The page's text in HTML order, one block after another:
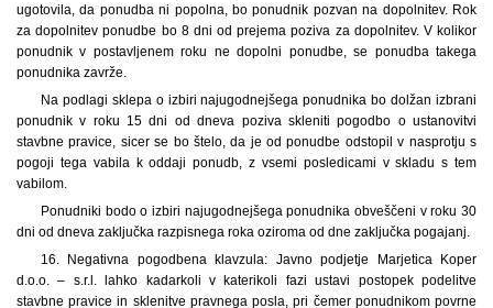
ugotovila, da ponudba ni popolna, bo ponudnik pozvan na dopolnitev. Rok
za dopolnitev ponudbe bo 8 dni od prejema poziva za dopolnitev. V kolikor
ponudnik v postavljenem roku ne dopolni ponudbe, se ponudba takega
ponudnika zavrže.
Na podlagi sklepa o izbiri najugodnejšega ponudnika bo dolžan izbrani
ponudnik v roku 15 dni od dneva poziva skleniti pogodbo o ustanovitvi
stavbne pravice, sicer se bo štelo, da je od ponudbe odstopil v nasprotju s
pogoji tega vabila k oddaji ponudb, z vsemi posledicami v skladu s tem
vabilom.
Ponudniki bodo o izbiri najugodnejšega ponudnika obveščeni v roku 30
dni od dneva zaključka razpisnega roka oziroma od dne zaključka pogajanj.
16. Negativna pogodbena klavzula: Javno podjetje Marjetica Koper
d.o.o. – s.r.l. lahko kadarkoli v katerikoli fazi ustavi postopek podelitve
stavbne pravice in sklenitve pravnega posla, pri čemer ponudnikom povrne